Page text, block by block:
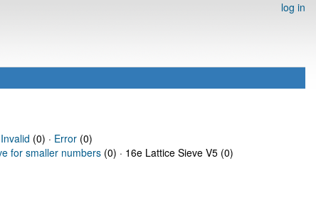
log in
Invalid (0) · Error(0)
for smaller numbers (0) · 16e Lattice Sieve V5 (0)